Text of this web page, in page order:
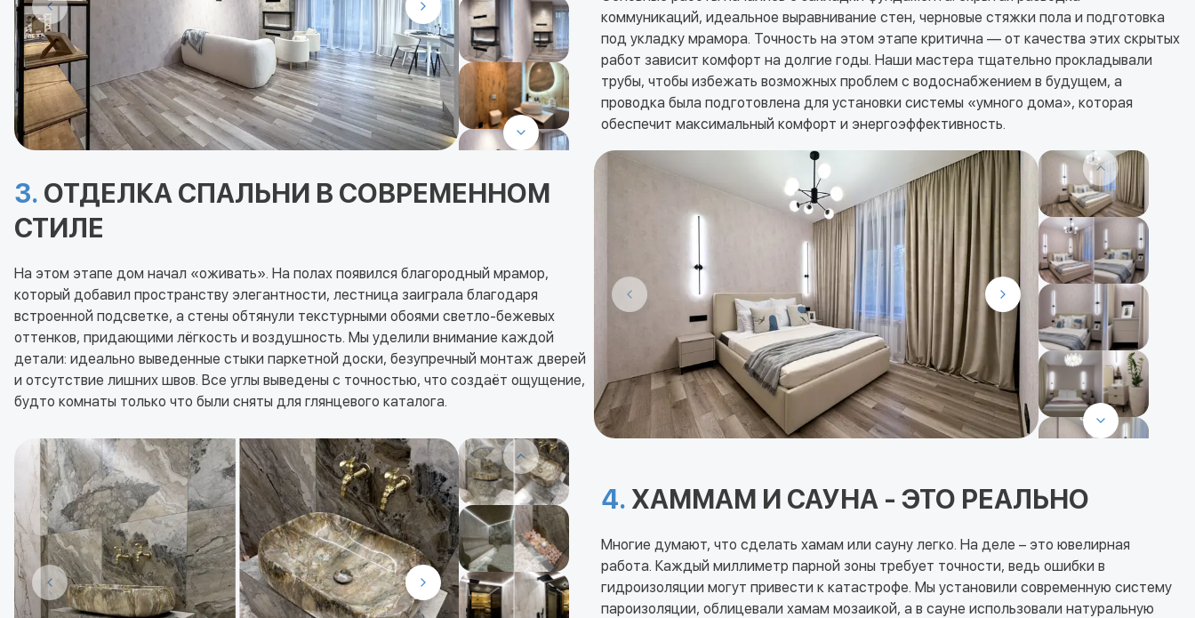
коммуникаций, идеальное выравнивание стен, черновые стяжки пола и подготовка
под укладку мрамора. Точность на этом этапе критична — от качества этих скрытых
работ зависит комфорт на долгие годы. Наши мастера тщательно прокладывали
трубы, чтобы избежать возможных проблем с водоснабжением в будущем, а
проводка была подготовлена для установки системы «умного дома», которая
обеспечит максимальный комфорт и энергоэффективность.
3. ОТДЕЛКА СПАЛЬНИ В СОВРЕМЕННОМ
СТИЛЕ
На этом этапе дом начал «оживать». На полах появился благородный мрамор,
который добавил пространству элегантности, лестница заиграла благодаря
встроенной подсветке, а стены обтянули текстурными обоями светло-бежевых
оттенков, придающими лёгкость и воздушность. Мы уделили внимание каждой
детали: идеально выведенные стыки паркетной доски, безупречный монтаж дверей
и отсутствие лишних швов. Все углы выведены с точностью, что создаёт ощущение,
будто комнаты только что были сняты для глянцевого каталога.
4. ХАММАМ И САУНА - ЭТО РЕАЛЬНО
Многие думают, что сделать хамам или сауну легко. На деле – это ювелирная
работа. Каждый миллиметр парной зоны требует точности, ведь ошибки в
гидроизоляции могут привести к катастрофе. Мы установили современную систему
пароизоляции, облицевали хамам мозаикой, а в сауне использовали натуральную